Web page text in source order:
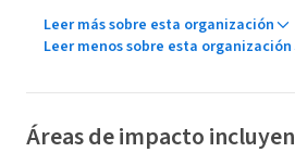
Leer más sobre esta organización
Leer menos sobre esta organización
Áreas de impacto incluyen